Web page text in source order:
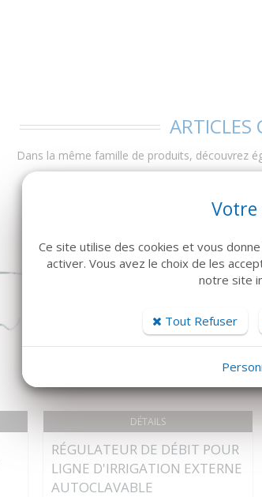
ARTICLES
Dans la même famille de produits, découvrez
DÉTAILS
RÉGULATEUR DE DÉBIT POUR
LIGNE D'IRRIGATION EXTERNE
AUTOCLAVABLE
Ce site utilise des cookies et vous
activer. Vous avez le choix de les
notre site
Tout Refuser